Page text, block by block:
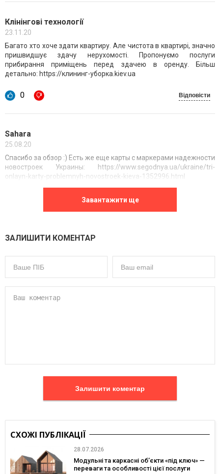
Клінінгові технології
23.11.20
Багато хто хоче здати квартиру. Але чистота в квартирі, значно
пришвидшує здачу нерухомості. Пропонуємо послуги
прибирання приміщень перед здачею в оренду. Більш
детально: https://клининг-уборка.kiev.ua
0 Відповісти
Sahara
25.08.20
Спасибо за обзор :) Есть же еще карты с маркерами надежности
новостроек Украины: https://www.segodnya.ua/ukraine/tri-
onlayn-karty-problemnyh-novostroek-kieva-1352996.html
Завантажити ще
ЗАЛИШИТИ КОМЕНТАР
Залишити коментар
СХОЖІ ПУБЛІКАЦІЇ
28.07.2026
Модульні та каркасні об’єкти «під ключ» —
переваги та особливості цієї послуги